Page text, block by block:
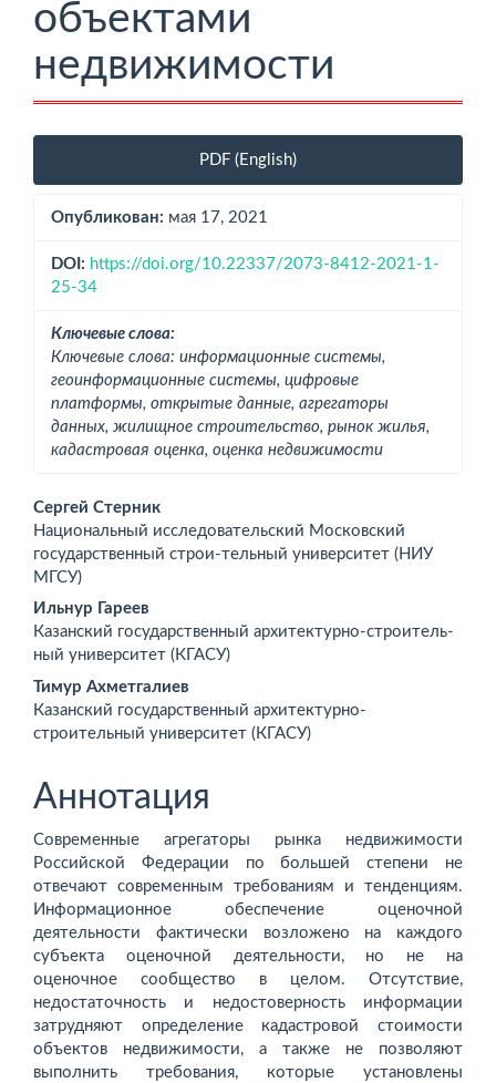
объектами
недвижимости
Боковая
панель
статьи
PDF (English)
Опубликован: мая 17, 2021
DOI: https://doi.org/10.22337/2073-8412-2021-1-
25-34
Ключевые слова:
Ключевые слова: информационные системы,
геоинформационные системы, цифровые
платформы, открытые данные, агрегаторы
данных, жилищное строительство, рынок жилья,
кадастровая оценка, оценка недвижимости
Основное
содержимое
статьи
Сергей Стерник
Национальный исследовательский Московский
государственный строи-тельный университет (НИУ
МГСУ)
Ильнур Гареев
Казанский государственный архитектурно-строитель-
ный университет (КГАСУ)
Тимур Ахметгалиев
Казанский государственный архитектурно-
строительный университет (КГАСУ)
Аннотация
Современные агрегаторы рынка недвижимости
Российской Федерации по большей степени не
отвечают современным требованиям и тенденциям.
Информационное обеспечение оценочной
деятельности фактически возложено на каждого
субъекта оценочной деятельности, но не на
оценочное сообщество в целом. Отсутствие,
недостаточность и недостоверность информации
затрудняют определение кадастровой стоимости
объектов недвижимости, а также не позволяют
выполнить требования, которые установлены